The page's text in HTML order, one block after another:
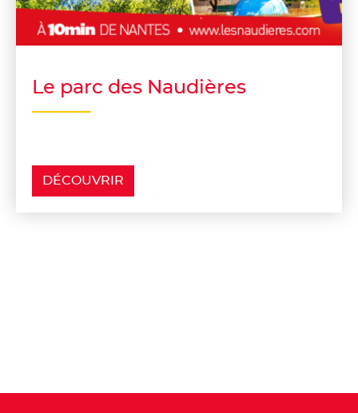
Le parc des Naudières
DÉCOUVRIR